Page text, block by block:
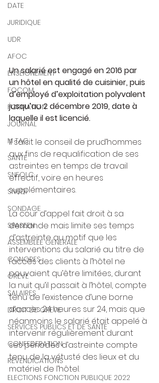
DATE
JURIDIQUE
UDR
AFOC
ENSEIGNEMENT
FOCOM
FORMATION
JOURNAL
M TAG
SANTE
SNFOLC
SNUDI
SONDAGE
SPASEEN
ASSEMBLEE GENERALE
CONGRES
GREVE
SALAIRES
DROIT DE GREVE
SERVICES PUBLICS ET DE SANTE
CONFEDERATION
REVENDICATIONS
ELECTIONS FONCTION PUBLIQUE 2022
Un salarié est engagé en 2016 par
un hôtel en qualité de cuisinier, puis
d’employé d’exploitation polyvalent
jusqu’au 2 décembre 2019, date à
laquelle il est licencié.
Il saisit le conseil de prud’hommes
aux fins de requalification de ses
astreintes en temps de travail
effectif, voire en heures
supplémentaires.
La cour d’appel fait droit à sa
demande mais limite ses temps
d’astreinte au motif que les
interventions du salarié au titre de
l’accès des clients à l’hôtel ne
pouvaient qu’être limitées, durant
la nuit qu’il passait à l’hôtel, compte
tenu de l’existence d’une borne
d’accès 24 heures sur 24, mais que
néanmoins le salarié était appelé à
intervenir régulièrement durant
ses périodes d’astreinte compte
tenu de la vétusté des lieux et du
matériel de l’hôtel.